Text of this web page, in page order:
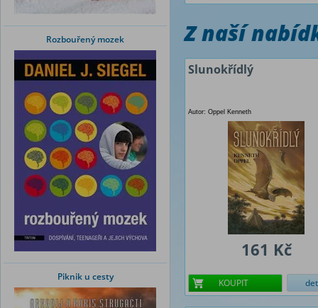
Rozbouřený mozek
Piknik u cesty
Z naší
Slunokřídlý
Autor: Oppel Kenneth
161 Kč
KOUPIT